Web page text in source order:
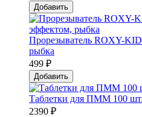
Добавить
Прорезыватель ROXY-
рыбка
499 ₽
Добавить
Таблетки для ПММ 100 шт.
2390 ₽